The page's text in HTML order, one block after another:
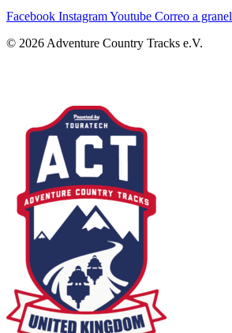
Facebook InstagramYoutube Correo a granel
© 2026 Adventure Country Tracks e.V.